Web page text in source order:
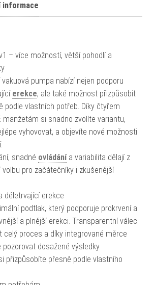
informace
– více možností, větší pohodlí a
vakuová pumpa nabízí nejen podporu
erekce, ale také možnost přizpůsobit
podle vlastních potřeb. Díky čtyřem
manžetám si snadno zvolíte variantu,
vyhovovat, a objevíte nové možnosti
snadné ovládánía variabilita dělají z
pro začátečníky i zkušenější
déletrvající erekce
podtlak, který podporuje prokrvení a
a plnější erekci. Transparentní válec
celý proces a díky integrované měrce
dosažené výsledky.
přizpůsobíte přesně podle vlastního